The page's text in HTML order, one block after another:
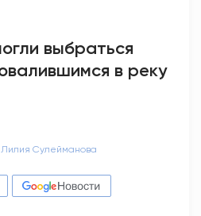
КУЛЬТУРА
СПОРТ
выбраться
в реку
Лилия Сулейманова